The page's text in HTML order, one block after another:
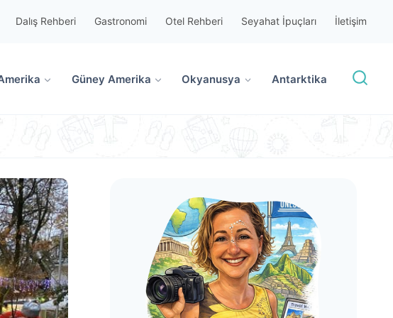
Dalış Rehberi Gastronomi Otel Rehberi Seyahat İpuçları İletişim
Güney Amerika Okyanusya Antarktika